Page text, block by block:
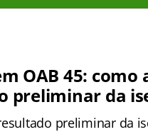
OAB 45: como
preliminar da
preliminar da